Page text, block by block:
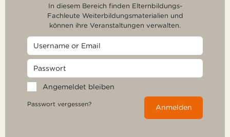
In diesem Bereich finden Elternbildungs-
Fachleute Weiterbildungsmaterialien und
können ihre Veranstaltungen verwalten.
Angemeldet bleiben
Passwort vergessen? Anmelden